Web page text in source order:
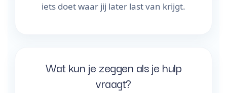
iets doet waar jij later last van krijgt.
Wat kun je zeggen als je hulp
vraagt?